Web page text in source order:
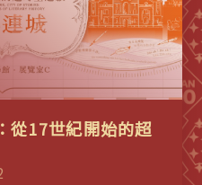
從17世紀開始的超